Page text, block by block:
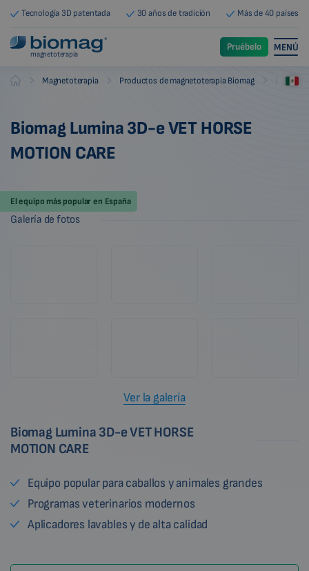
Tecnología 3D patentada 30 años de tradición Más de 40 países
magnetoterapia
Pruébelo MENÚ
Biomag Magnetoterapia Productos de magnetoterapia Biomag Equipos
Biomag Lumina 3D-e VET HORSE
MOTION CARE
El equipo más popular en España
Galería de fotos
Ver la galería
Biomag Lumina 3D-e VET HORSE
MOTION CARE
Equipo popular para caballos y animales grandes
Programas veterinarios modernos
Aplicadores lavables y de alta calidad